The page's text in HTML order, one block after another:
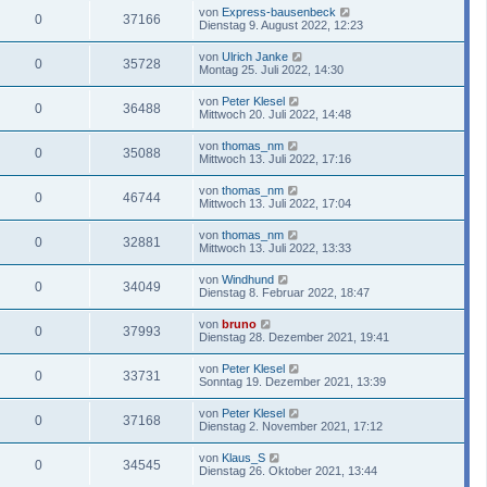
0 37166 von Express-bausenbeck
Dienstag 9. August 2022, 12:23
0 35728 von Ulrich Janke
Montag 25. Juli 2022, 14:30
0 36488 von Peter Klesel
Mittwoch 20. Juli 2022, 14:48
0 35088 von thomas_nm
Mittwoch 13. Juli 2022, 17:16
0 46744 von thomas_nm
Mittwoch 13. Juli 2022, 17:04
0 32881 von thomas_nm
Mittwoch 13. Juli 2022, 13:33
0 34049 von Windhund
Dienstag 8. Februar 2022, 18:47
0 37993 von bruno
Dienstag 28. Dezember 2021, 19:41
0 33731 von Peter Klesel
Sonntag 19. Dezember 2021, 13:39
0 37168 von Peter Klesel
Dienstag 2. November 2021, 17:12
0 34545 von Klaus_S
Dienstag 26. Oktober 2021, 13:44